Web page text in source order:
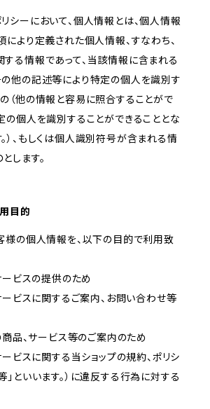
シーにおいて、個人情報とは、個人情報
より定義された個人情報、すなわち、
る情報であって、当該情報に含まれる
の他の記述等により特定の個人を識別す
（他の情報と容易に照合することがで
の個人を識別することができることとな
）、もしくは個人識別符号が含まれる情
します。
目的
様の個人情報を、以下の目的で利用致
ービスの提供のため
ービスに関するご案内、お問い合わせ等
商品、サービス等のご案内のため
ービスに関する当ショップの規約、ポリシ
」といいます。）に違反する行為に対する